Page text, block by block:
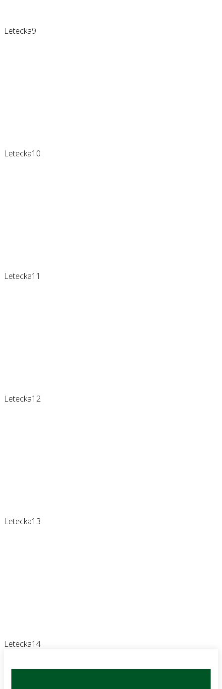
Letecka9
Letecka10
Letecka11
Letecka12
Letecka13
Letecka14